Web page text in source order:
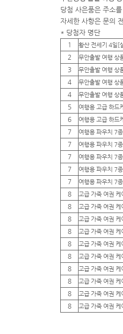
당첨 사은품은 주소
자세한 사항은 문의
* 당첨자 명단
1 황산 전세기 4일[
2
무안출발 여행 상
3
무안출발 여행 상
4
무안출발 여행 상
4
무안출발 여행 상
5
여행용 고급 하드
6
여행용 고급 하드
7
여행용 파우치 7
7
여행용 파우치 7
7
여행용 파우치 7
7
여행용 파우치 7
7
여행용 파우치 7
8
고급 가죽 여권 케
8
고급 가죽 여권 케
8
고급 가죽 여권 케
8
고급 가죽 여권 케
8
고급 가죽 여권 케
8
고급 가죽 여권 케
8
고급 가죽 여권 케
8
고급 가죽 여권 케
8
고급 가죽 여권 케
8
고급 가죽 여권 케